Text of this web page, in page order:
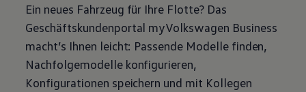
Ein neues Fahrzeug für Ihre Flotte? Das
Geschäftskundenportal myVolkswagen Business
macht’s Ihnen leicht: Passende Modelle finden,
Nachfolgemodelle konfigurieren,
Konfigurationen speichern und mit Kollegen